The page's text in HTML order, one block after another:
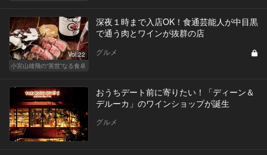
Vol.22
小宮山雄飛の“英世”なる食卓
深夜１時まで入店OK！食通芸能人が中目黒
で通う肉とワインが抜群の店
グルメ
おうちデート前に寄りたい！「ディーン＆
デルーカ」のワインショップが誕生
グルメ